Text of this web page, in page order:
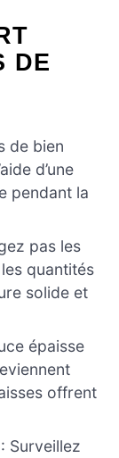
DE
de bien
d’une
pendant la
pas les
quantités
solide et
épaisse
offrent
: Surveillez